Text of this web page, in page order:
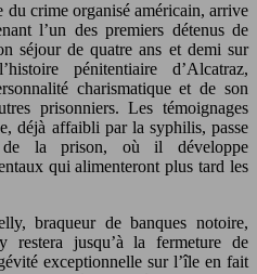
crime organisé américain, arrive
l’un des premiers détenus de
séjour de quatre ans et demi sur
pénitentiaire d’Alcatraz,
charismatique et de son
prisonniers. Les témoignages
déjà affaibli par la syphilis, passe
la prison, où il développe
qui alimenteront plus tard les
braqueur de banques notoire,
jusqu’à la fermeture de
exceptionnelle sur l’île en fait